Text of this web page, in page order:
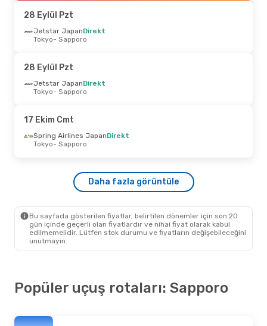
Sapporo- Tokyo
9 Eylül Çar- 16 Eylül Çar
Spring Airlines Japan
Sapporo - Tokyo
Spring Airlines Japan
Tokyo- Sapporo
Spring Airlines JapanDirekt
Sapporo- Tokyo
- 25 Eylül Cum
Spring Airlines JapanDirekt
- Sapporo
28 Eylül Pzt
Jetstar JapanDirekt
Tokyo- Sapporo
28 Eylül Pzt
Jetstar JapanDirekt
Tokyo- Sapporo
17 Ekim Cmt
Spring Airlines JapanDirekt
Tokyo- Sapporo
Daha fazla görüntüle
Bu sayfada gösterilen fiyatlar, belirtilen dönemler için son 20
gün içinde geçerli olan fiyatlardır ve nihai fiyat olarak kabul
edilmemelidir. Lütfen stok durumu ve fiyatların değişebileceğini
unutmayın.
Popüler uçuş rotaları: Sapporo